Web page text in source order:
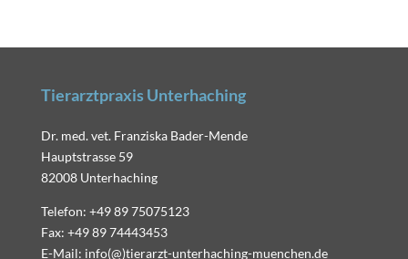
Tierarztpraxis Unterhaching
Dr. med. vet. Franziska Bader-Mende
Hauptstrasse 59
82008 Unterhaching
Telefon: +49 89 75075123
Fax: +49 89 74443453
E-Mail: info(@)tierarzt-unterhaching-muenchen.de